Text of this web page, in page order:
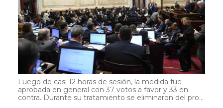
Luego de casi 12 horas de sesión, la medida fue
aprobada en general con 37 votos a favor y 33 en
contra. Durante su tratamiento se eliminaron del pro...